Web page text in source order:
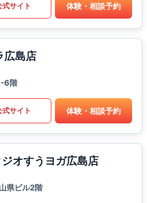
式サイト 体験・相談予約
広島店
6階
式サイト 体験・相談予約
オすうヨガ広島店
県ビル2階